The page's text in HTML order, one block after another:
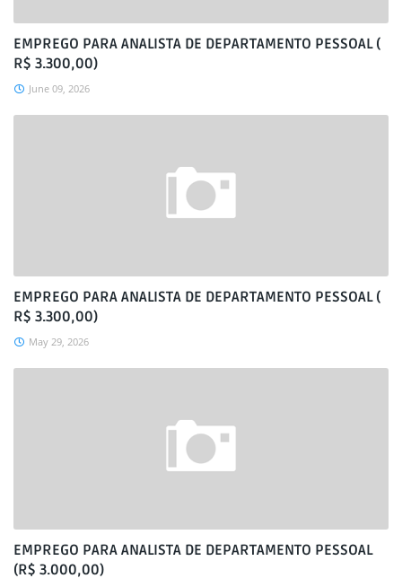
EMPREGO PARA ANALISTA DE DEPARTAMENTO PESSOAL (
R$ 3.300,00)
June 09, 2026
EMPREGO PARA ANALISTA DE DEPARTAMENTO PESSOAL (
R$ 3.300,00)
May 29, 2026
EMPREGO PARA ANALISTA DE DEPARTAMENTO PESSOAL
(R$ 3.000,00)